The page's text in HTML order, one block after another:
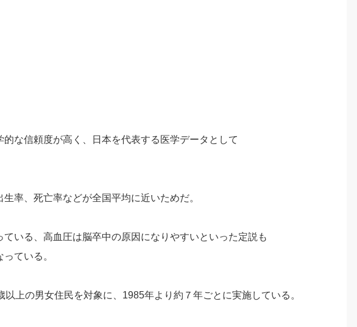
的な信頼度が高く、日本を代表する医学データとして
率、死亡率などが全国平均に近いためだ。
いる、高血圧は脳卒中の原因になりやすいといった定説も
ている。
上の男女住民を対象に、1985年より約７年ごとに実施している。